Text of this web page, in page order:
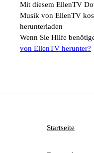
Mit diesem EllenTV
Musik von EllenTV
herunterladen
Wenn Sie Hilfe
von EllenTV herunter?
Startseite